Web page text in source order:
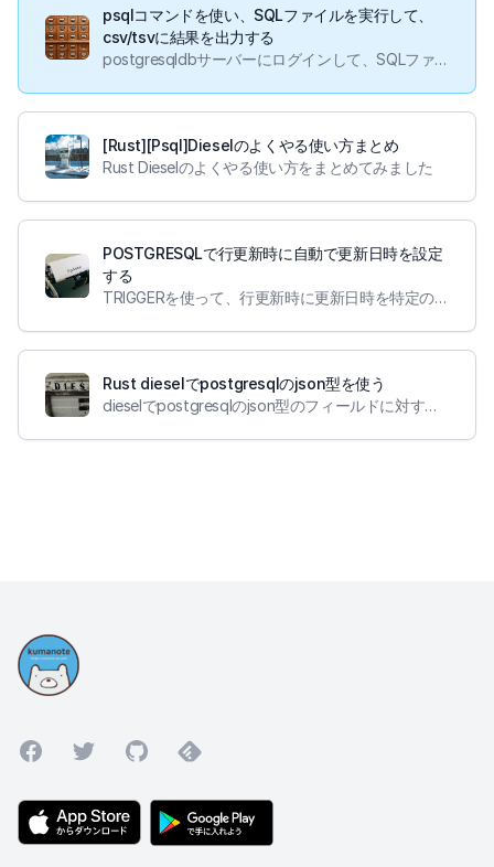
psqlコマンドを使い、SQLファイルを実行して、
csv/tsvに結果を出力する
postgresqldbサーバーにログインして、SQLファイルを実行して結果をcsv/tsvに出力する方法です。
[Rust][Psql]Dieselのよくやる使い方まとめ
Rust Dieselのよくやる使い方をまとめてみました
POSTGRESQLで行更新時に自動で更新日時を設定
する
TRIGGERを使って、行更新時に更新日時を特定のフィールドに設定できるようにしました
Rust dieselでpostgresqlのjson型を使う
dieselでpostgresqlのjson型のフィールドに対するクエリができるようにしました
FacebookTwitterGitHubFeedly